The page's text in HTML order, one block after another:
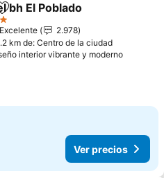
Agregar a favoritos
bh El Poblado
Excelente
2.978
km de: Centro de la ciudad
interior vibrante y modernoVer
Ver precios